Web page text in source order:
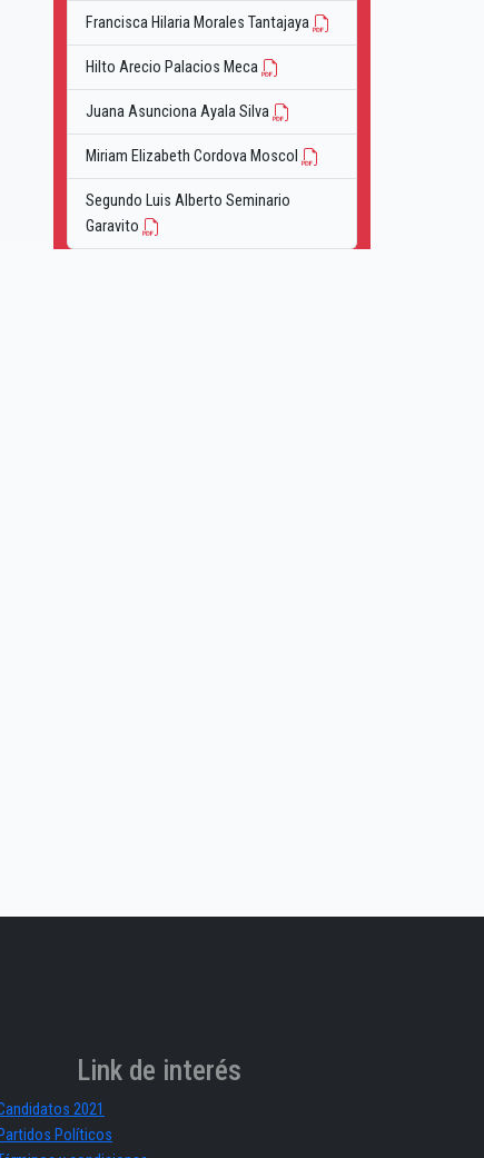
Francisca Hilaria Morales Tantajaya
Hilto Arecio Palacios Meca
Juana Asunciona Ayala Silva
Miriam Elizabeth Cordova Moscol
Segundo Luis Alberto Seminario
Garavito
Link de interés
2021
Partidos Políticos